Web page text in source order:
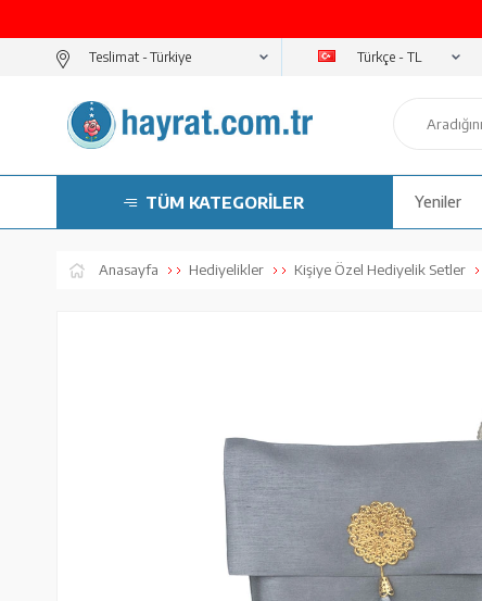
Teslimat - Türkçe - TL
TÜM KATEGORİLER Yeniler
Anasayfa Hediyelikler Kişiye Özel Hediyelik Setler